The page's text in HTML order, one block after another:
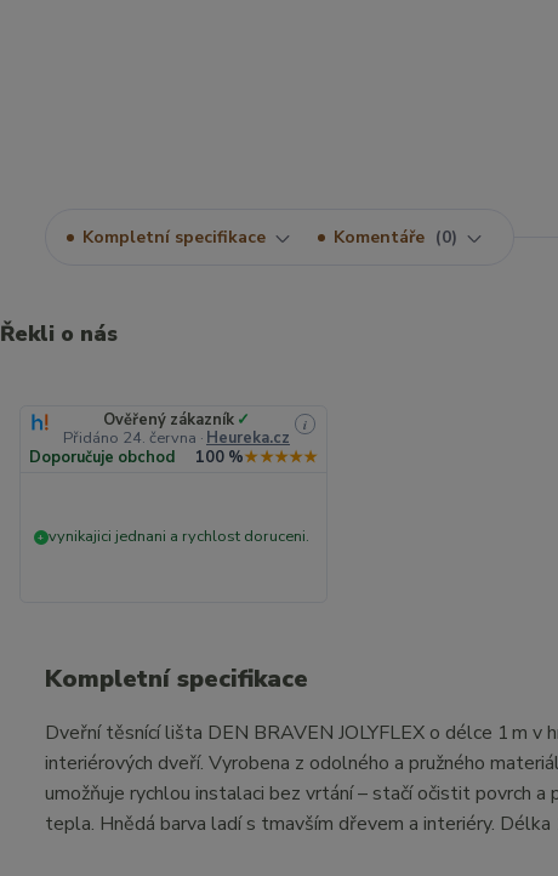
Kompletní specifikace Komentáře 0
Řekli o nás
Ověřený zákazník ✓
Přidáno 24. června · Heureka.cz
i
Doporučuje obchod 100 %★★★★★
+ vynikajici jednani a rychlost doruceni.
Kompletní specifikace
Dveřní těsnící lišta DEN BRAVEN JOLYFLEX o délce 1 m
interiérových dveří. Vyrobena z odolného a pružného
umožňuje rychlou instalaci bez vrtání – stačí očistit povrch a
tepla. Hnědá barva ladí s tmavším dřevem a interiéry.